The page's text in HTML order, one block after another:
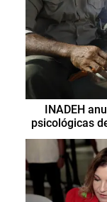
INADEH
psicológicas